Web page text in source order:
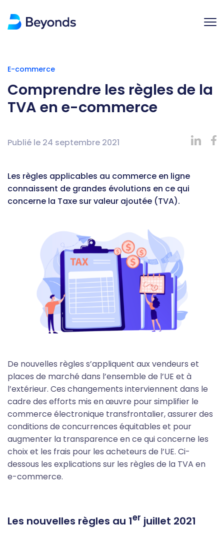
E-commerce
Comprendre les règles de la
TVA en e-commerce
Publié le 24 septembre 2021
Les règles applicables au commerce en ligne
connaissent de grandes évolutions en ce qui
concerne la Taxe sur valeur ajoutée (TVA).
De nouvelles règles s’appliquent aux vendeurs et
places de marché dans l’ensemble de l’UE et à
l’extérieur. Ces changements interviennent dans le
cadre des efforts mis en œuvre pour simplifier le
commerce électronique transfrontalier, assurer des
conditions de concurrences équitables et pour
augmenter la transparence en ce qui concerne les
choix et les frais pour les acheteurs de l’UE. Ci-
dessous les explications sur les règles de la TVA en
e-commerce.
Les nouvelles règles au 1er juillet 2021